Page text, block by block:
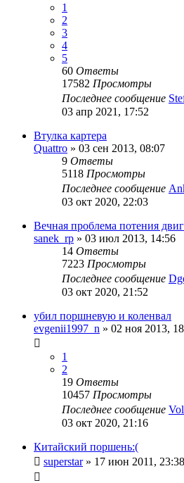
1
2
3
4
5
60 Ответы
17582 Просмотры
Последнее сообщение
03 апр 2021, 17:52
Втулка картера
Quattro » 03 сен 2013, 08:07
9 Ответы
5118 Просмотры
Последнее сообщение
03 окт 2020, 22:03
Вечная проблема потения
sanek_rp » 03 июл 2013, 14:56
14 Ответы
7223 Просмотры
Последнее сообщение
03 окт 2020, 21:52
убил поршневую и коленвал
evgenii1997_n » 02 ноя 2013,
1
2
19 Ответы
10457 Просмотры
Последнее сообщение
03 окт 2020, 21:16
Китайский поршень:(
superstar» 17 июн 2011, 23:38